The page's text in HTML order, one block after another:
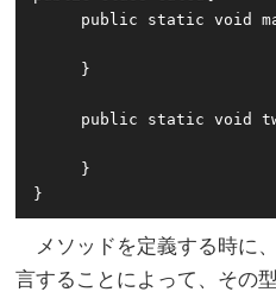
public static void
     }
public static void
     }
}
メソッドを定義する時に
言することによって、その